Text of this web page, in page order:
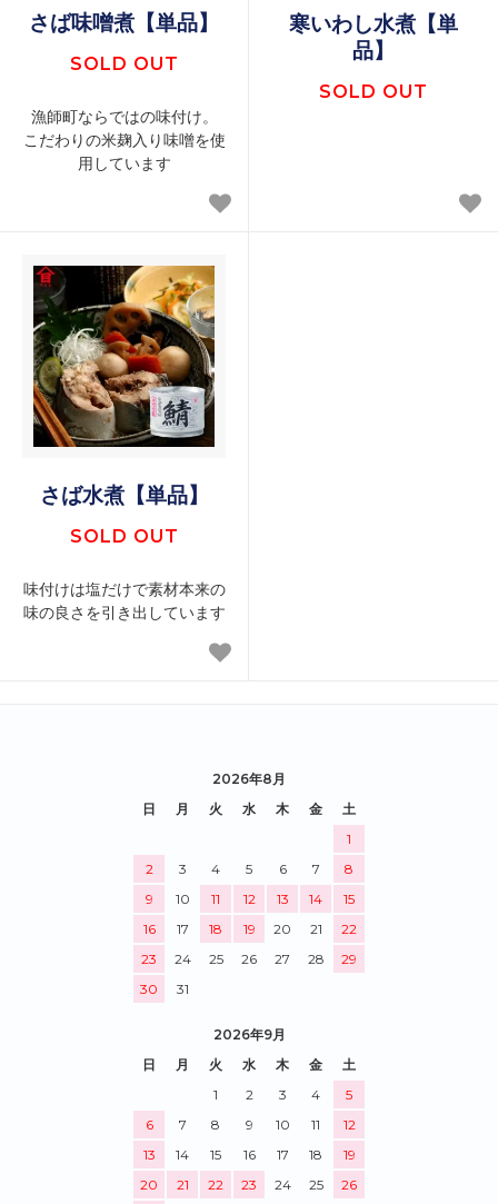
さば味噌煮【単品】
SOLD OUT
漁師町ならではの味付け。
こだわりの米麹入り味噌を使
用しています
寒いわし水煮【単
品】
SOLD OUT
さば水煮【単品】
SOLD OUT
味付けは塩だけで素材本来の
味の良さを引き出しています
2026年8月
日
月 火 水 木 金
土
1
2
3 4 5 6 7
8
9
10 11 12 13 14
15
16
17 18 19 20 21
22
23
24 25 26 27 28
29
30
31
2026年9月
日
月 火 水 木 金
土
1
2 3 4
5
6
7 8 9 10 11
12
13
14 15 16 17 18
19
20
21 22 23 24 25
26